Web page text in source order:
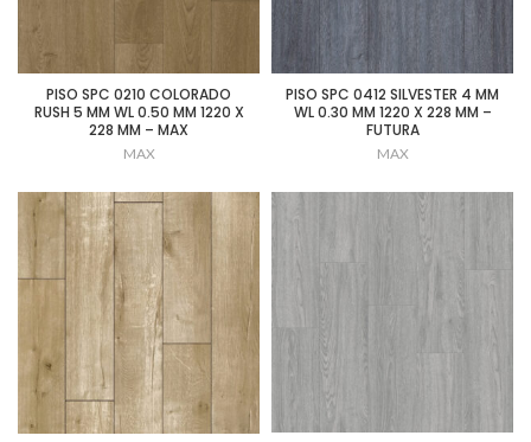
PISO SPC 0210 COLORADO
RUSH 5 MM WL 0.50 MM 1220 X
228 MM – MAX
MAX
PISO SPC 0412 SILVESTER 4 MM
WL 0.30 MM 1220 X 228 MM –
FUTURA
MAX